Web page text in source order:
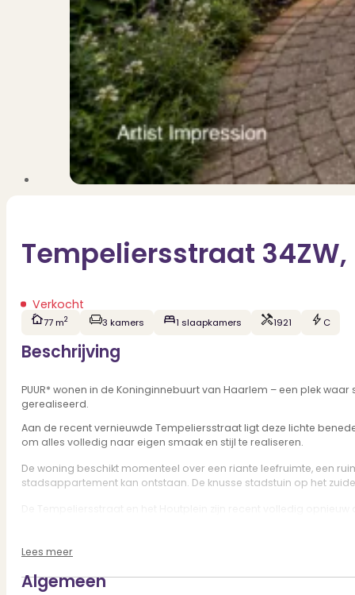
Tempeliersstraat
Verkocht
77 m2 3 kamers 1 slaapkamers 1921 C
Beschrijving
PUUR* wonen in de Koninginnebuurt van Haarlem – een plek
gerealiseerd.
Aan de recent vernieuwde Tempeliersstraat ligt deze lichte
om alles volledig naar eigen smaak en stijl te realiseren.
De woning beschikt momenteel over een riante leefruimte, een
stadsappartement kan ontstaan. De knusse stadstuin op het
Kortom: een kluswoning op een fijne locatie in Haarlem, waar je
Goed om te weten:
* Kluswoning
Lees meer
Algemeen